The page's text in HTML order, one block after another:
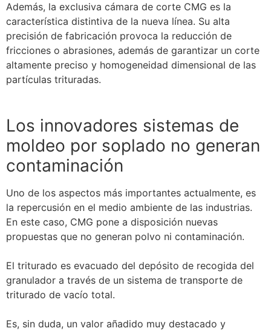
Además, la exclusiva cámara de corte CMG es la
característica distintiva de la nueva línea. Su alta
precisión de fabricación provoca la reducción de
fricciones o abrasiones, además de garantizar un corte
altamente preciso y homogeneidad dimensional de las
partículas trituradas.
Los innovadores sistemas de
moldeo por soplado no generan
contaminación
Uno de los aspectos más importantes actualmente, es
la repercusión en el medio ambiente de las industrias.
En este caso, CMG pone a disposición nuevas
propuestas que no generan polvo ni contaminación.
El triturado es evacuado del depósito de recogida del
granulador a través de un sistema de transporte de
triturado de vacío total.
Es, sin duda, un valor añadido muy destacado y